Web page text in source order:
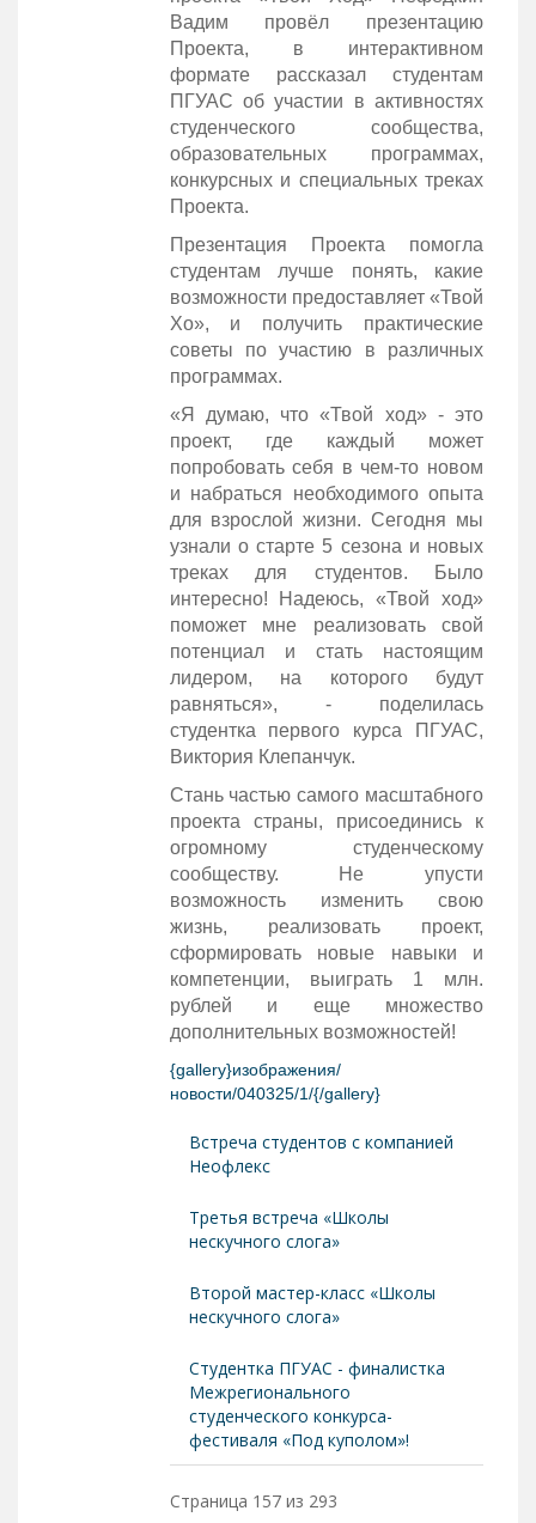
Вадим провёл презентацию
Проекта, в интерактивном
формате рассказал студентам
ПГУАС об участии в активностях
студенческого сообщества,
образовательных программах,
конкурсных и специальных треках
Проекта.
Презентация Проекта помогла
студентам лучше понять, какие
возможности предоставляет «Твой
Хо», и получить практические
советы по участию в различных
программах.
«Я думаю, что «Твой ход» - это
проект, где каждый может
попробовать себя в чем-то новом
и набраться необходимого опыта
для взрослой жизни. Сегодня мы
узнали о старте 5 сезона и новых
треках для студентов. Было
интересно! Надеюсь, «Твой ход»
поможет мне реализовать свой
потенциал и стать настоящим
лидером, на которого будут
равняться», - поделилась
студентка первого курса ПГУАС,
Виктория Клепанчук.
Стань частью самого масштабного
проекта страны, присоединись к
огромному студенческому
сообществу. Не упусти
возможность изменить свою
жизнь, реализовать проект,
сформировать новые навыки и
компетенции, выиграть 1 млн.
рублей и еще множество
дополнительных возможностей!
{gallery}изображения/
новости/040325/1/{/gallery}
Встреча студентов с компанией
Неофлекс
Третья встреча «Школы
нескучного слога»
Второй мастер-класс «Школы
нескучного слога»
Студентка ПГУАС - финалистка
Межрегионального
студенческого конкурса-
фестиваля «Под куполом»!
Страница 157 из 293